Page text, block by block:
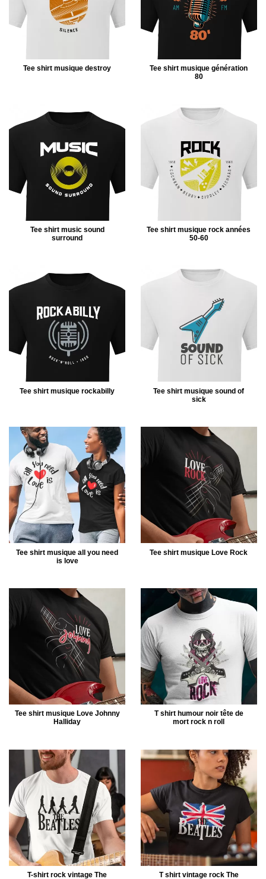
Tee shirt musique destroy
Tee shirt musique génération
80
Tee shirt music sound
surround
Tee shirt musique rock années
50-60
Tee shirt musique rockabilly
Tee shirt musique sound of
sick
Tee shirt musique all you need
is love
Tee shirt musique Love Rock
Tee shirt musique Love Johnny
Halliday
T shirt humour noir tête de
mort rock n roll
T-shirt rock vintage The T shirt vintage rock The